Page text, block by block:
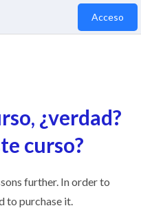
Acceso
¿verdad?
curso?
further. In order to
to purchase it.